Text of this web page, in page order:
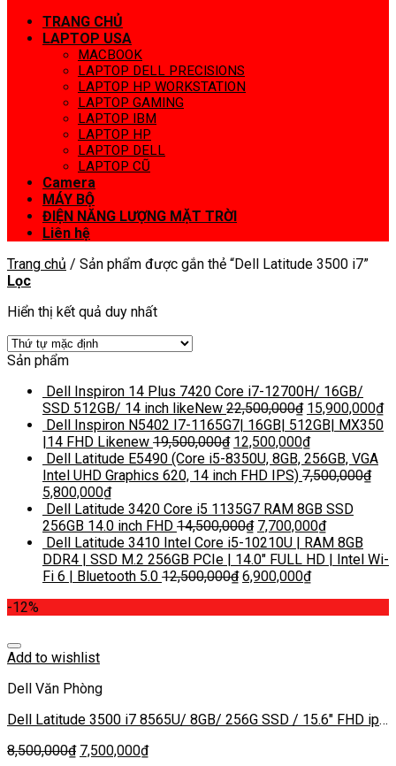
TRANG CHỦ
LAPTOP USA
MACBOOK
LAPTOP DELL PRECISIONS
LAPTOP HP WORKSTATION
LAPTOP GAMING
LAPTOP IBM
LAPTOP HP
LAPTOP DELL
LAPTOP CŨ
Camera
MÁY BỘ
ĐIỆN NĂNG LƯỢNG MẶT TRỜI
Liên hệ
Trang chủ / Sản phẩm được gắn thẻ “Dell Latitude 3500 i7”
Lọc
Hiển thị kết quả duy nhất
Sản phẩm
Dell Inspiron 14 Plus 7420 Core i7-12700H/ 16GB/
SSD 512GB/ 14 inch likeNew 22,500,000₫ 15,900,000₫
Dell Inspiron N5402 I7-1165G7| 16GB| 512GB| MX350
|14 FHD Likenew 19,500,000₫ 12,500,000₫
Dell Latitude E5490 (Core i5-8350U, 8GB, 256GB, VGA
Intel UHD Graphics 620, 14 inch FHD IPS) 7,500,000₫
5,800,000₫
Dell Latitude 3420 Core i5 1135G7 RAM 8GB SSD
256GB 14.0 inch FHD 14,500,000₫ 7,700,000₫
Dell Latitude 3410 Intel Core i5-10210U | RAM 8GB
DDR4 | SSD M.2 256GB PCIe | 14.0″ FULL HD | Intel Wi-
Fi 6 | Bluetooth 5.0 12,500,000₫ 6,900,000₫
-12%
Add to wishlist
Dell Văn Phòng
Dell Latitude 3500 i7 8565U/ 8GB/ 256G SSD / 15.6″ FHD ips
8,500,000₫ 7,500,000₫